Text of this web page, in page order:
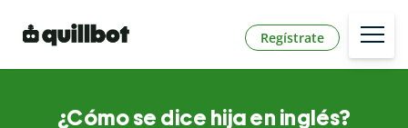
Regístrate
¿Cómo se dice hija en inglés?